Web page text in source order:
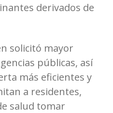
derivados de
solicitó mayor
públicas, así
más eficientes y
a residentes,
salud tomar